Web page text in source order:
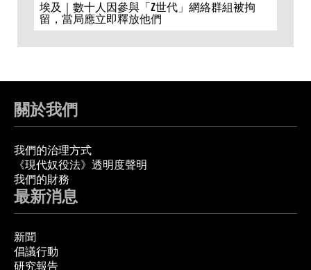
埃及｜數十人因參與「Z世代」網絡群組被拘
留，當局應立即釋放他們
關於我們
我們的治理方式
《現代奴役法》透明度聲明
我們的財務
最新消息
新聞
倡議行動
研究報告